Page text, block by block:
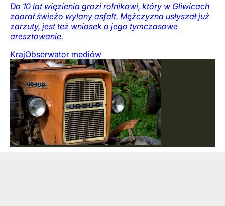
Do 10 lat więzienia grozi rolnikowi, który w Gliwicach
zaorał świeżo wylany asfalt. Mężczyzna usłyszał już
zarzuty, jest też wniosek o jego tymczasowe
aresztowanie.
KrajObserwator mediów